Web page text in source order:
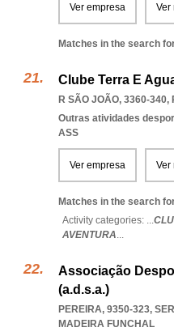
Ver empresa Ver
Matches in the search
Clube Terra E
R SÃO JOÃO, 3360-340,
Outras atividades
ASS
Ver empresa Ver
Matches in the search
Activity categories: ...
AVENTURA...
Associação
(a.d.s.a.)
PEREIRA, 9350-323,
MADEIRA FUNCHAL